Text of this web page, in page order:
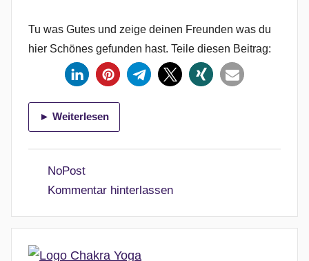
Tu was Gutes und zeige deinen Freunden was du
hier Schönes gefunden hast. Teile diesen Beitrag:
► Weiterlesen
NoPost
Kommentar hinterlassen